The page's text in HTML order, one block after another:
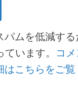
パムを低減する
います。 コ
はこちらをご